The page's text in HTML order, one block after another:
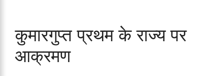
कुमारगुप्त प्रथम के राज्य पर
आक्रमण